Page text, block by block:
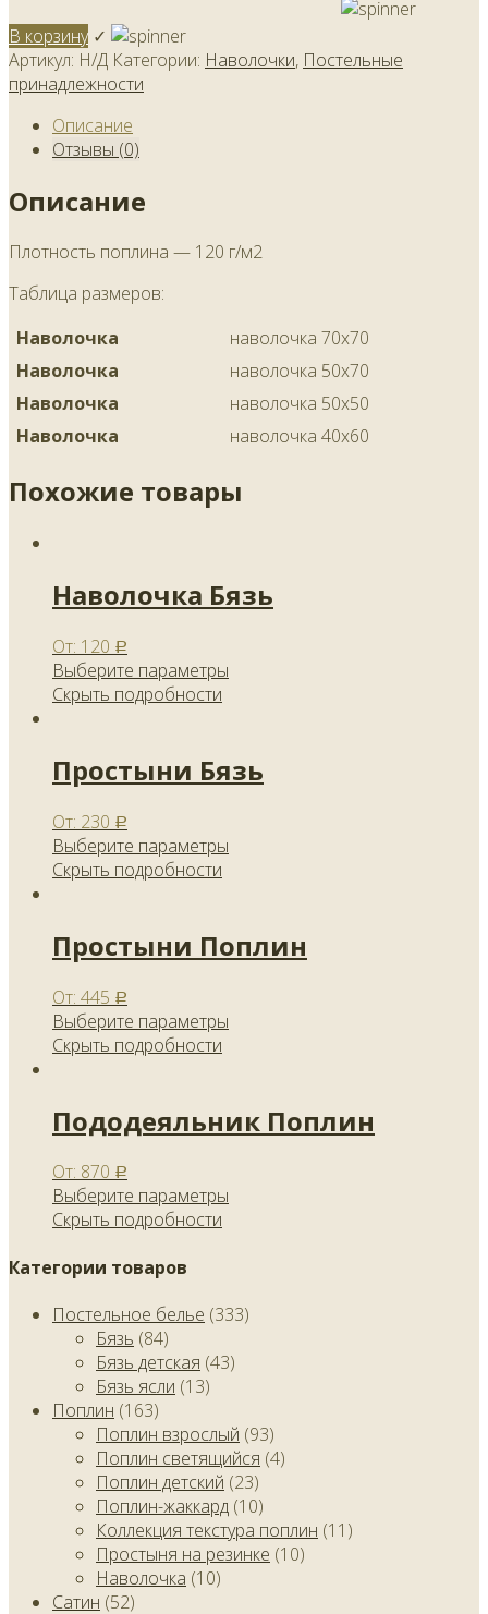
В корзину ✓
Артикул: Н/Д Категории: Наволочки, Постельные
принадлежности
Описание
Отзывы (0)
Описание
Плотность поплина — 120 г/м2
Таблица размеров:
Наволочка
наволочка 70х70
Наволочка
наволочка 50х70
Наволочка
наволочка 50х50
Наволочка
наволочка 40х60
Похожие товары
Наволочка Бязь
От: 120 Р
Выберите параметры
Скрыть подробности
Простыни Бязь
От: 230 Р
Выберите параметры
Скрыть подробности
Простыни Поплин
От: 445 Р
Выберите параметры
Скрыть подробности
Пододеяльник Поплин
От: 870 Р
Выберите параметры
Скрыть подробности
Категории товаров
Постельное белье (333)
Бязь (84)
Бязь детская (43)
Бязь ясли (13)
Поплин (163)
Поплин взрослый (93)
Поплин светящийся (4)
Поплин детский (23)
Поплин-жаккард (10)
Коллекция текстура поплин (11)
Простыня на резинке (10)
Наволочка (10)
Сатин (52)